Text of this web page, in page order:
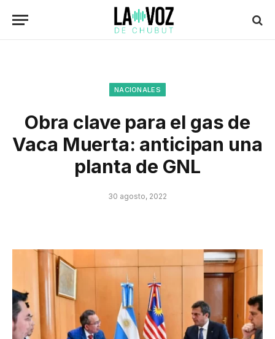
NACIONALES
Obra clave para el gas de
Vaca Muerta: anticipan una
planta de GNL
30 agosto, 2022